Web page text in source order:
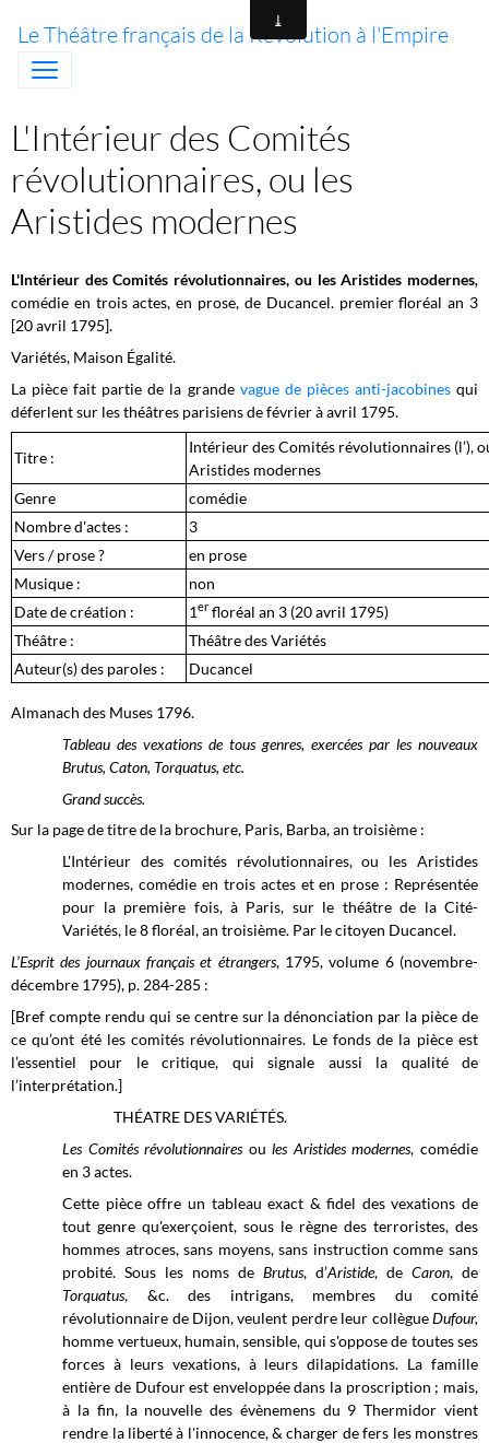
Le Théâtre français de la Révolution à l'Empire
L'Intérieur des Comités
révolutionnaires, ou les
Aristides modernes
L'Intérieur des Comités révolutionnaires, ou les Aristides modernes,
comédie en trois actes, en prose, de Ducancel. premier floréal an 3
[20 avril 1795].
Variétés, Maison Égalité.
La pièce fait partie de la grande vague de pièces anti-jacobinesqui
déferlent sur les théâtres parisiens de février à avril 1795.
Titre :
Intérieur des Comités révolutionnaires (l’),
Aristides modernes
Genre
comédie
Nombre d'actes :
3
Vers / prose ?
en prose
Musique :
non
Date de création :
1er floréal an 3 (20 avril 1795)
Théâtre :
Théâtre des Variétés
Auteur(s) des paroles :
Ducancel
Almanach des Muses 1796.
Tableau des vexations de tous genres, exercées par les nouveaux
Brutus, Caton, Torquatus, etc.
Grand succès.
Sur la page de titre de la brochure, Paris, Barba, an troisième :
L'Intérieur des comités révolutionnaires, ou les Aristides
modernes, comédie en trois actes et en prose : Représentée
pour la première fois, à Paris, sur le théâtre de la Cité-
Variétés, le 8 floréal, an troisième. Par le citoyen Ducancel.
L’Esprit des journaux français et étrangers, 1795, volume 6 (novembre-
décembre 1795), p. 284-285 :
[Bref compte rendu qui se centre sur la dénonciation par la pièce de
ce qu’ont été les comités révolutionnaires. Le fonds de la pièce est
l’essentiel pour le critique, qui signale aussi la qualité de
l’interprétation.]
THÉATRE DES VARIÉTÉS.
Les Comités révolutionnaires oules Aristides modernes, comédie
en 3 actes.
Cette pièce offre un tableau exact & fidel des vexations de
tout genre qu'exerçoient, sous le règne des terroristes, des
hommes atroces, sans moyens, sans instruction comme sans
probité. Sous les noms deBrutus, d’Aristide, deCaron, de
Torquatus, &c. des intrigans, membres du comité
révolutionnaire de Dijon, veulent perdre leur collègueDufour,
homme vertueux, humain, sensible, qui s'oppose de toutes ses
forces à leurs vexations, à leurs dilapidations. La famille
entière de Dufour est enveloppée dans la proscription ; mais,
à la fin, la nouvelle des évènemens du 9 Thermidor vient
rendre la liberté à l'innocence, & charger de fers les monstres